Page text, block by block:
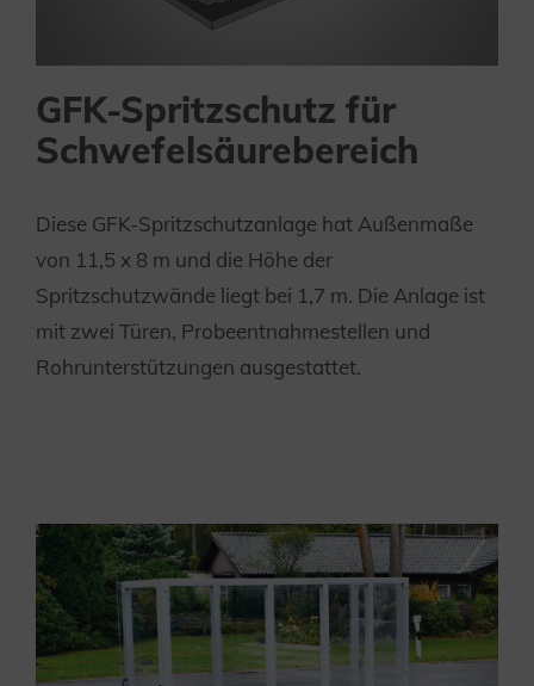
GFK-Spritzschutz für
Schwefelsäurebereich
Diese GFK-Spritzschutzanlage hat Außenmaße
von 11,5 x 8 m und die Höhe der
Spritzschutzwände liegt bei 1,7 m. Die Anlage ist
mit zwei Türen, Probeentnahmestellen und
Rohrunterstützungen ausgestattet.